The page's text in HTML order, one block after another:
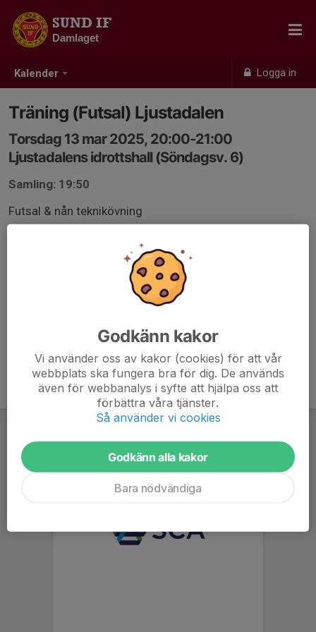
Kalender Logga in
SUND IF
Damlaget
Träning (Futsal) Ljustadalen
Torsdag 13 mar 2025, 20:00-21:00
Ljustadalens idrottshall (Söndagsv. 6)
Samling: 19:50
Futsal & nån teknikövning
Godkänn kakor
Vi använder oss av kakor (cookies) för att vår
webbplats ska fungera bra för dig. De används
även för webbanalys i syfte att hjälpa oss att
förbättra våra tjänster.
Så använder vi cookies
Godkänn alla kakor
Bara nödvändiga